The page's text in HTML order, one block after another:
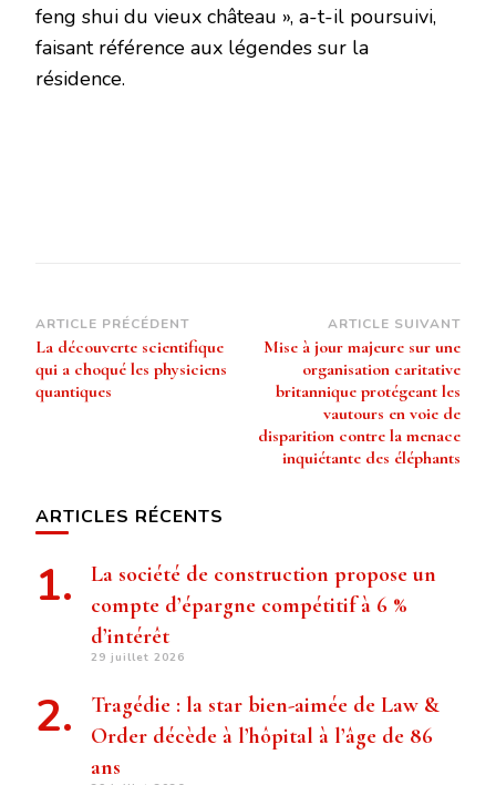
feng shui du vieux château », a-t-il poursuivi,
faisant référence aux légendes sur la
résidence.
Navigation
d’article
ARTICLE PRÉCÉDENT
La découverte scientifique
qui a choqué les physiciens
quantiques
ARTICLE SUIVANT
Mise à jour majeure sur une
organisation caritative
britannique protégeant les
vautours en voie de
disparition contre la menace
inquiétante des éléphants
ARTICLES RÉCENTS
La société de construction propose un
compte d’épargne compétitif à 6 %
d’intérêt
29 juillet 2026
Tragédie : la star bien-aimée de Law &
Order décède à l’hôpital à l’âge de 86
ans